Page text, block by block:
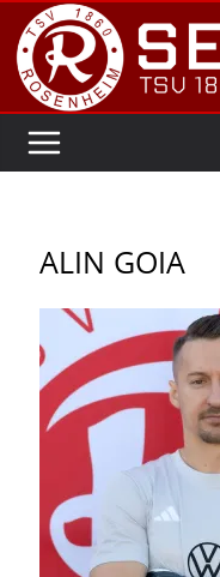
Zum
Inhalt
springen
ALIN GOIA